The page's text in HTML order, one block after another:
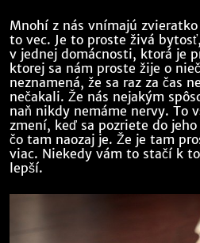
Mnohí z nás vnímajú
to vec. Je to proste živá
v jednej domácnosti, ktorá je
ktorej sa nám proste žije o
neznamená, že sa raz za čas
nečakali. Že nás nejakým
naň nikdy nemáme nervy. To
zmení, keď sa pozriete do
čo tam naozaj je. Že je tam
viac. Niekedy vám to stačí k
lepší.